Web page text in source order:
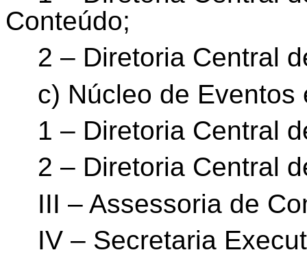
Conteúdo;
2 – Diretoria Central
c) Núcleo de Eventos
1 – Diretoria Central
2 – Diretoria Central
III – Assessoria de
IV – Secretaria